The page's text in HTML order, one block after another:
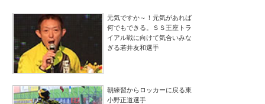
元気ですか～！元気があれば
何でもできる。ＳＳ王座トラ
イアル戦に向けて気合いみな
ぎる若井友和選手
朝練習からロッカーに戻る東
小野正道選手